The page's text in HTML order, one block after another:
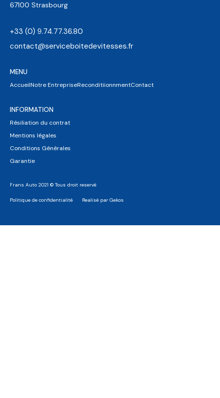
67100 Strasbourg
+33 (0) 9.74.77.36.80
contact@serviceboitedevitesses.fr
MENU
AccueilNotre EntrepriseReconditiionnmentContact
INFORMATION
Résiliation du contrat
Mentions légales
Conditions Générales
Garantie
Frans Auto 2021 © Tous droit reservé
Politique de confidentialité Realisé par Gekos